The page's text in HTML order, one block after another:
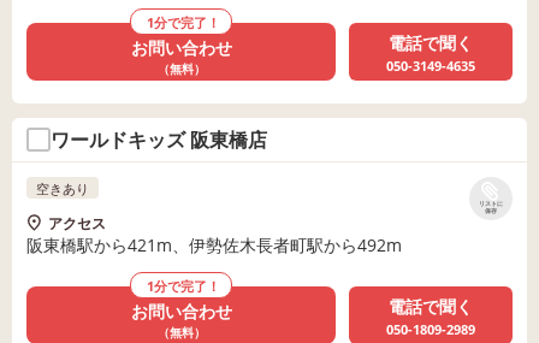
1分で完了！
お問い合わせ
（無料）
電話で聞く
050-3149-4635
ワールドキッズ 阪東橋店
リストに
保存
空きあり
アクセス
阪東橋駅から421m、伊勢佐木長者町駅から492m
1分で完了！
お問い合わせ
（無料）
電話で聞く
050-1809-2989